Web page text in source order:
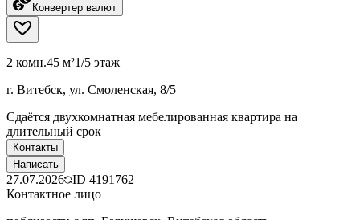
Конвертер валют
2 комн.45 м²1/5 этаж
г. Витебск, ул. Смоленская, 8/5
Сдаётся двухкомнатная мебелированная квартира на
длительный срок
Контакты
Написать
27.07.2026 ID 4191762
Контактное лицо